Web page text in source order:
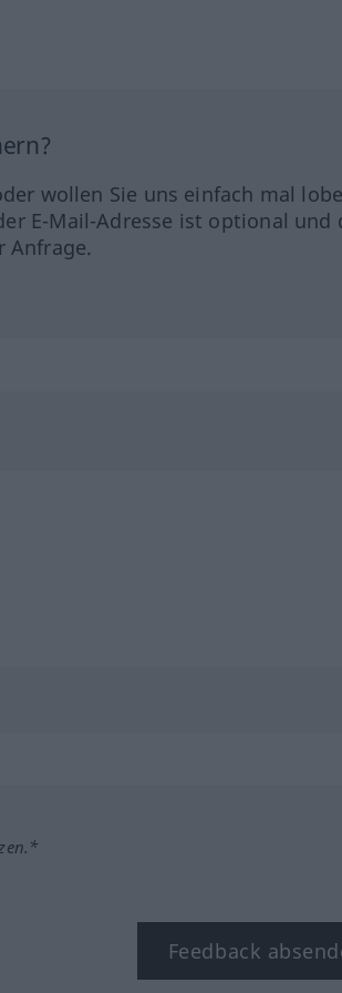
wollen Sie uns einfach mal
E-Mail-Adresse ist optional und
Anfrage.
Feedback